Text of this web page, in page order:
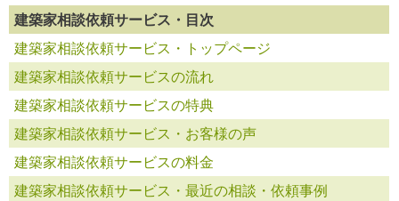
建築家相談依頼サービス・目次
建築家相談依頼サービス・トップページ
建築家相談依頼サービスの流れ
建築家相談依頼サービスの特典
建築家相談依頼サービス・お客様の声
建築家相談依頼サービスの料金
建築家相談依頼サービス・最近の相談・依頼事例